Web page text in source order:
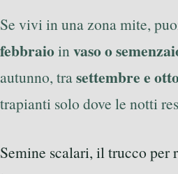
Se vivi in una zona mite,
febbraioin vaso o
autunno, trasettembre e
trapianti solo dove le notti
Semine scalari, il trucco per